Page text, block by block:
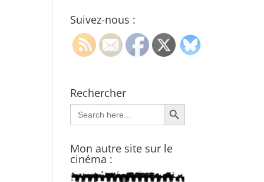
Suivez-nous :
Rechercher
Search
for:
Search Button
Mon autre site sur le
cinéma :